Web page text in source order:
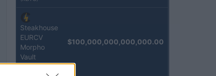
Steakhouse
EURCV
Morpho
Vault
$100,000,000,000,000.00